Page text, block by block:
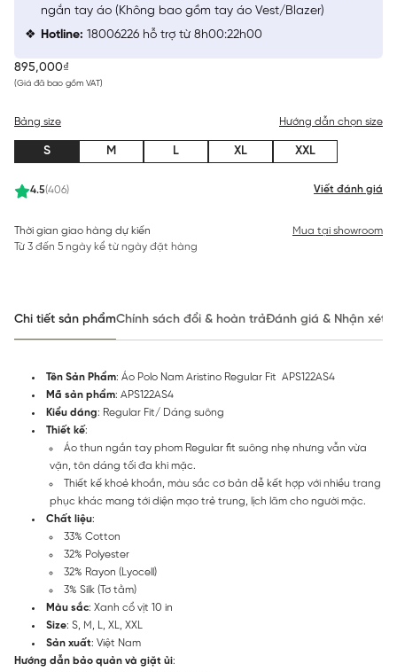
895,000₫
(Giá đã bao gồm VAT)
4.5(406) Viết đánh giá
Bảng size Hướng dẫn chọn size
S M L XL XXL
Thời gian giao hàng dự kiến
Từ 3 đến 5 ngày kể từ ngày đặt hàng
Mua tại showroom
ngắn tay áo (Không bao gồm tay áo Vest/Blazer)
Hotline: 18006226 hỗ trợ từ 8h00:22h00
Chi tiết sản phẩmChính sách đổi & hoàn trảĐánh giá & Nhận xét
Tên Sản Phẩm: Áo Polo Nam Aristino Regular Fit APS122AS4
Mã sản phẩm: APS122AS4
Kiểu dáng: Regular Fit/ Dáng suông
Thiết kế:
Áo thun ngắn tay phom Regular fit suông nhẹ nhưng vẫn vừa
vặn, tôn dáng tối đa khi mặc.
Thiết kế khoẻ khoắn, màu sắc cơ bản dễ kết hợp với nhiều trang
phục khác mang tới diện mạo trẻ trung, lịch lãm cho người mặc.
Chất liệu:
33% Cotton
32% Polyester
32% Rayon (Lyocell)
3% Silk (Tơ tằm)
Màu sắc: Xanh cổ vịt 10 in
Size: S, M, L, XL, XXL
Sản xuất: Việt Nam
Hướng dẫn bảo quản và giặt ủi: